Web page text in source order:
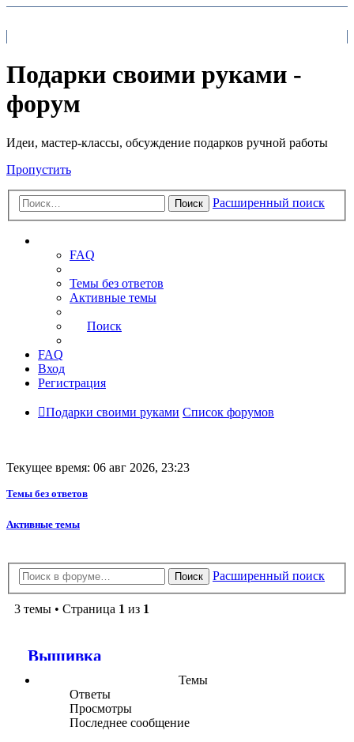
Подарки своими руками -
форум
Идеи, мастер-классы, обсуждение подарков ручной работы
Пропустить
Поиск Расширенный поиск
FAQ
Темы без ответов
Активные темы
Поиск
FAQ
Вход
Регистрация
Подарки своими руками Список форумов
Текущее время: 06 авг 2026, 23:23
Темы без ответов
Активные темы
Поиск Расширенный поиск
3 темы • Страница 1 из 1
Вышивка
Темы
Ответы
Просмотры
Последнее сообщение